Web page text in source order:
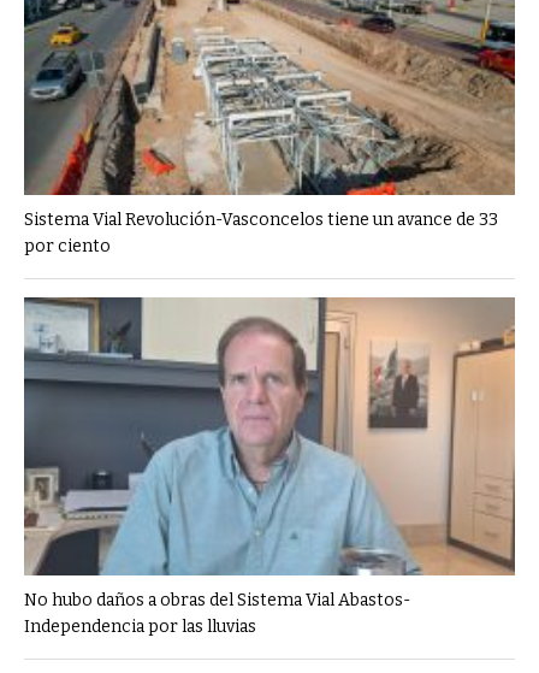
Sistema Vial Revolución-Vasconcelos tiene un avance de 33
por ciento
No hubo daños a obras del Sistema Vial Abastos-
Independencia por las lluvias